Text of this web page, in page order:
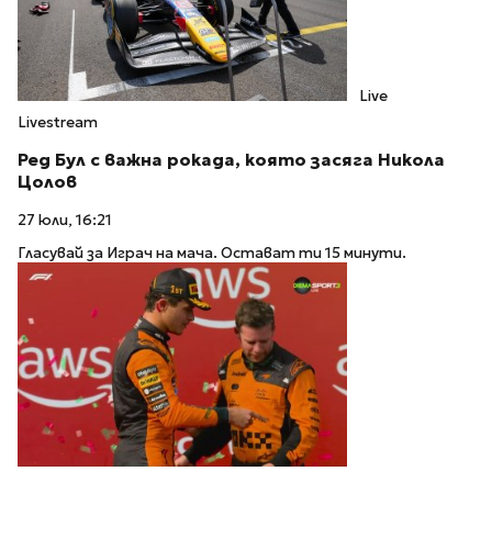
Live
Livestream
Ред Бул с важна рокада, която засяга Никола
Цолов
27 юли, 16:21
Гласувай за Играч на мача. Остават ти 15 минути.